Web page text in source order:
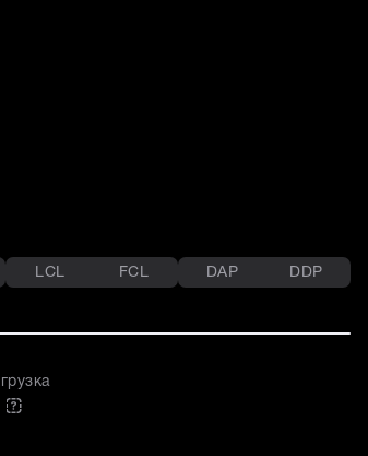
LCL FCL DAP DDP